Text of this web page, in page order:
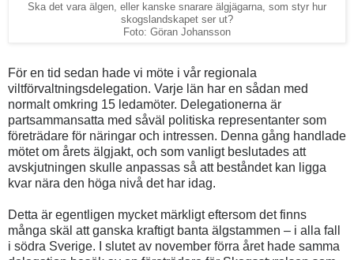
Ska det vara älgen, eller kanske snarare älgjägarna, som styr hur
skogslandskapet ser ut?
Foto: Göran Johansson
För en tid sedan hade vi möte i vår regionala
viltförvaltningsdelegation. Varje län har en sådan med
normalt omkring 15 ledamöter. Delegationerna är
partsammansatta med såväl politiska representanter som
företrädare för näringar och intressen. Denna gång handlade
mötet om årets älgjakt, och som vanligt beslutades att
avskjutningen skulle anpassas så att beståndet kan ligga
kvar nära den höga nivå det har idag.
Detta är egentligen mycket märkligt eftersom det finns
många skäl att ganska kraftigt banta älgstammen – i alla fall
i södra Sverige. I slutet av november förra året hade samma